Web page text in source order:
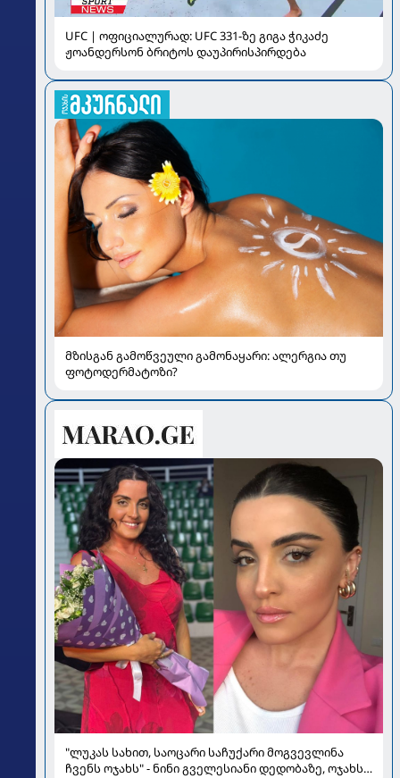
UFC | ოფიციალურად: UFC 331-ზე გიგა ჭიკაძე
ჟოანდერსონ ბრიტოს დაუპირისპირდება
მზისგან გამოწვეული გამონაყარი: ალერგია თუ
ფოტოდერმატოზი?
"ლუკას სახით, საოცარი საჩუქარი მოგვევლინა
ჩვენს ოჯახს" - ნინი გველესიანი დედობაზე, ოჯახსა